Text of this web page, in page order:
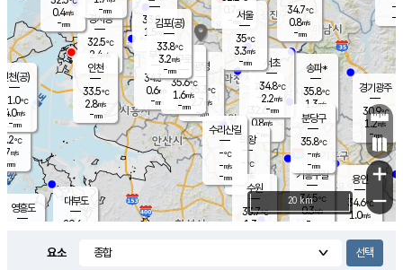
의도
℃
m/s
mm
영흥도
과천
32.6℃
0.8m/s
- mm
용인
34.6℃
1.0m/s
경기광주
30.9℃
1.2m/s
-mm
대부도
29.6
경서동
32.5℃
2.4 m/s
-mm
0.4m/s
-mm
-m/
-
의왕
- ℃
m/s
mm
33.8℃
1.5 m/s
mm
광명
35.3 ℃
2.7 m/s
-mm
부천
34.3℃
0.6m/s
-mm
-mm
구로
35.6℃
1.6m/s
-mm
0.7 m/s
- mm
34.7℃
0.8m/s
-mm
송파*
35.8℃
1.3m/s
-mm
서초
34.8℃
2.2m/s
-mm
기흥구갈
34.5℃
0.3m/s
-
수리산길
-℃
-m/s
-mm
분당구
35.8℃
-m/s
-mm
인천(공)
31.0℃
4.0m/s
-mm
김포(공)
33.8℃
3.2m/s
-mm
수원
33.7℃
1.3 m/s
인천
33.5℃
2.8m/s
-mm
서울
35℃
3.3m/s
-mm
+
−
20 km
요소